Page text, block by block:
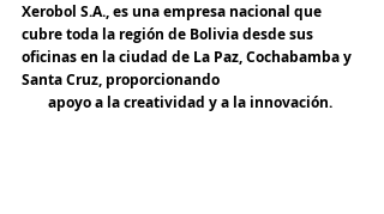
Xerobol S.A., es una empresa nacional que
cubre toda la región de Bolivia desde sus
oficinas en la ciudad de La Paz, Cochabamba y
Santa Cruz, proporcionando
apoyo a la creatividad y a la innovación.